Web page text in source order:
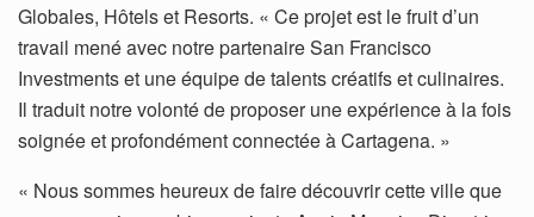
Globales, Hôtels et Resorts. « Ce projet est le fruit d’un
travail mené avec notre partenaire San Francisco
Investments et une équipe de talents créatifs et culinaires.
Il traduit notre volonté de proposer une expérience à la fois
soignée et profondément connectée à Cartagena. »
« Nous sommes heureux de faire découvrir cette ville que